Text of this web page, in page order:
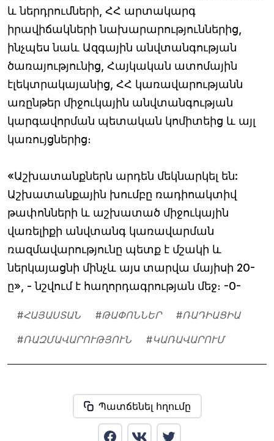
և ներդրումների, ՀՀ արտակարգ
իրավիճակների նախարարություններից,
ինչպես նաև Ազգային անվտանգության
ծառայությունից, Հայկական ատոմային
էլեկտրակայանից, ՀՀ կառավարությանն
առընթեր միջուկային անվտանգության
կարգավորման պետական կոմիտեից և այլ
կառույցներից։
«Աշխատանքներն արդեն մեկնարկել են:
Աշխատանքային խումբը ռադիոակտիվ
թափոնների և աշխատած միջուկային
վառելիքի անվտանգ կառավարման
ռազմավարությունը պետք է մշակի և
ներկայացնի մինչև այս տարվա մայիսի 20-
ը», - նշվում է հաղորդագրության մեջ։ -0-
#ՀԱՅԱՍՏԱՆ #ԹԱՓՈՆՆԵՐ #ՌԱԴԻԱՑԻԱ
#ՌԱԶՄԱՎԱՐՈՒԹՅՈՒՆ #ԿԱՌԱՎԱՐՈՒՄ
Պատճենել հղումը